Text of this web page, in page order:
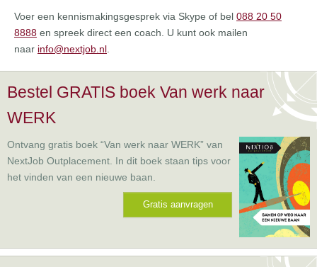
Voer een kennismakingsgesprek via Skype of bel 088 20 50
8888 en spreek direct een coach. U kunt ook mailen
naar info@nextjob.nl
Bestel GRATIS boek Van werk naar
WERK
Ontvang gratis boek “Van werk naar WERK” van
NextJob Outplacement. In dit boek staan tips voor
het vinden van een nieuwe baan.
Gratis aanvragen